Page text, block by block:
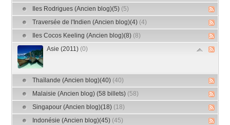
Iles Rodrigues (Ancien blog)(5) (5)
Traversée de l'Indien (Ancien blog)(4) (4)
Iles Cocos Keeling (Ancien blog)(8) (8)
Asie (2011) (0)
Thaïlande (Ancien blog)(40) (40)
Malaisie (Ancien blog) (58 billets) (58)
Singapour (Ancien blog)(18) (18)
Indonésie (Ancien blog)(45) (45)